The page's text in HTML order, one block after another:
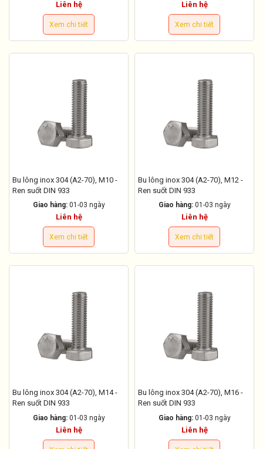
Liên hệ
Xem chi tiết
Liên hệ
Xem chi tiết
Bu lông inox 304 (A2-70), M10 -
Ren suốt DIN 933
Giao hàng: 01-03 ngày
Liên hệ
Xem chi tiết
Bu lông inox 304 (A2-70), M12 -
Ren suốt DIN 933
Giao hàng: 01-03 ngày
Liên hệ
Xem chi tiết
Bu lông inox 304 (A2-70), M14 -
Ren suốt DIN 933
Giao hàng: 01-03 ngày
Liên hệ
Bu lông inox 304 (A2-70), M16 -
Ren suốt DIN 933
Giao hàng: 01-03 ngày
Liên hệ